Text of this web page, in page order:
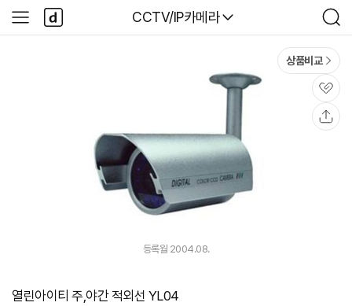
다나와
CCTV/IP카메라
검
색
사
이
다
나
와
상품비교
관
심
등록월 2004.08.
열린아이티 주,야간 적외선 YL04